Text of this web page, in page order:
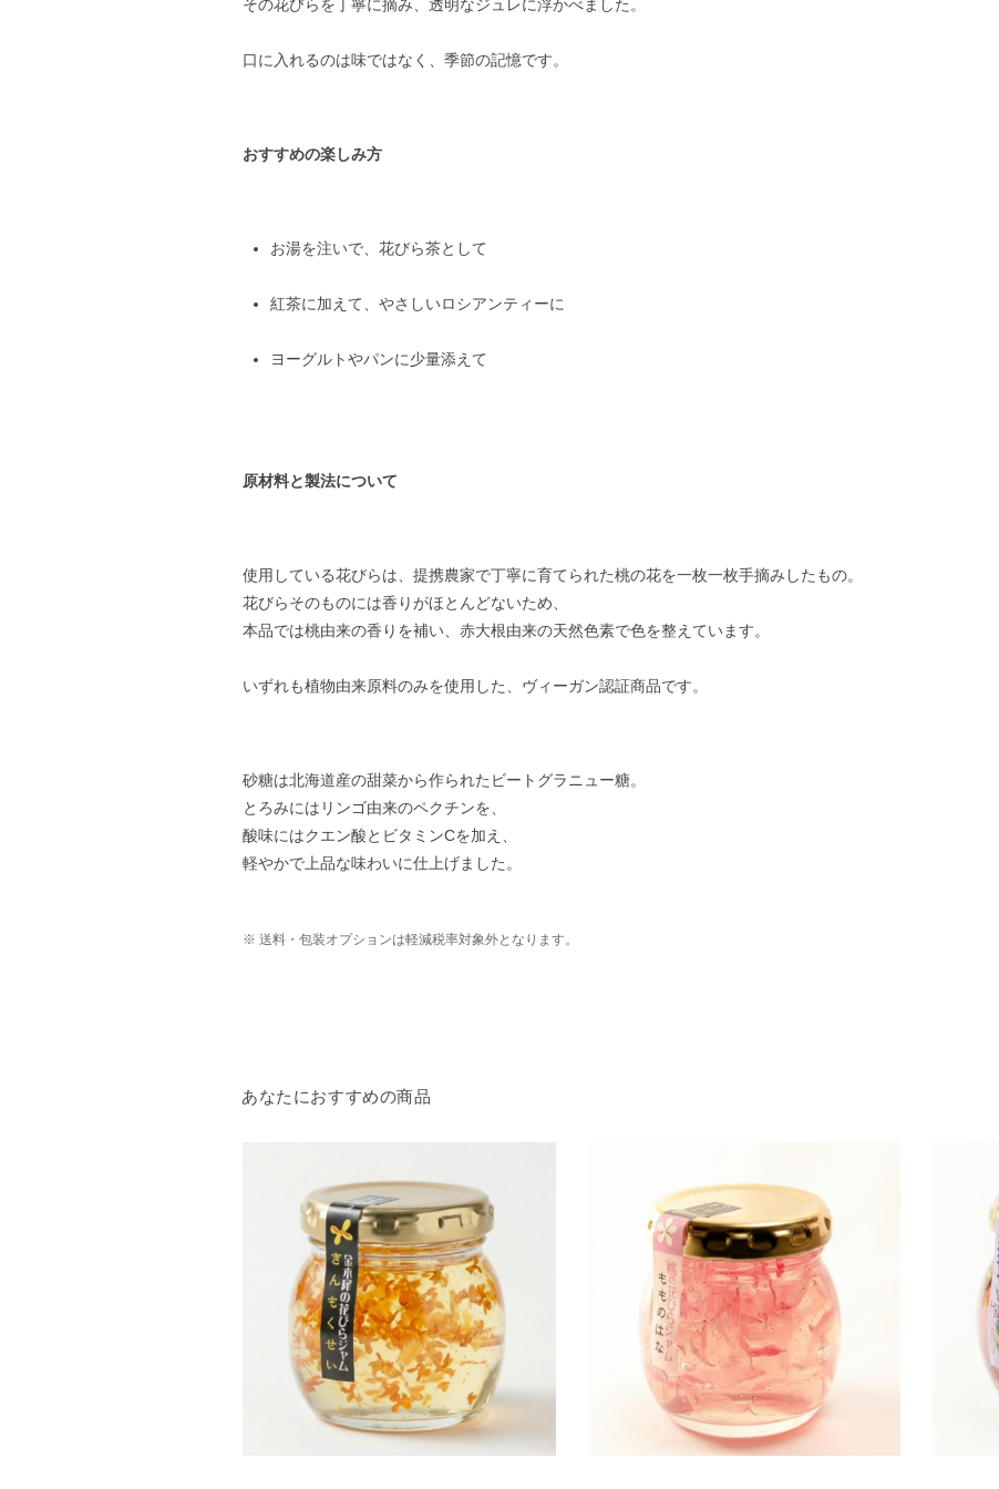
その花びらを丁寧に摘み、透明なジュレに浮かべました。
口に入れるのは味ではなく、季節の記憶です。
おすすめの楽しみ方
お湯を注いで、花びら茶として
紅茶に加えて、やさしいロシアンティーに
ヨーグルトやパンに少量添えて
原材料と製法について
使用している花びらは、提携農家で丁寧に育てられた桃の花を一枚一枚手摘みしたもの。
花びらそのものには香りがほとんどないため、
本品では桃由来の香りを補い、赤大根由来の天然色素で色を整えています。
いずれも植物由来原料のみを使用した、ヴィーガン認証商品です。
砂糖は北海道産の甜菜から作られたビートグラニュー糖。
とろみにはリンゴ由来のペクチンを、
酸味にはクエン酸とビタミンCを加え、
軽やかで上品な味わいに仕上げました。
※ 送料・包装オプションは軽減税率対象外となります。
あなたにおすすめの商品